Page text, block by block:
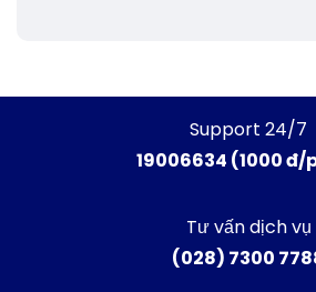
Support 24/7
19006634 (1000
Tư vấn dịch vụ
(028) 7300